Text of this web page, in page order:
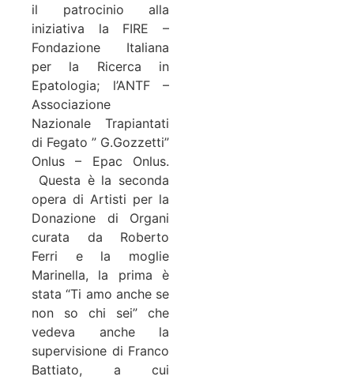
il patrocinio alla
iniziativa la FIRE –
Fondazione Italiana
per la Ricerca in
Epatologia; l’ANTF –
Associazione
Nazionale Trapiantati
di Fegato ” G.Gozzetti”
Onlus – Epac Onlus.
Questa è la seconda
opera di Artisti per la
Donazione di Organi
curata da Roberto
Ferri e la moglie
Marinella, la prima è
stata “Ti amo anche se
non so chi sei” che
vedeva anche la
supervisione di Franco
Battiato, a cui